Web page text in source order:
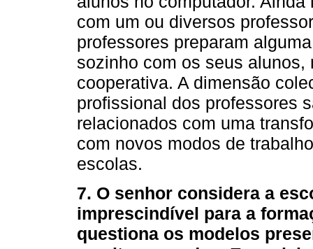
com um ou diversos
professores preparam
sozinho com os seus
cooperativa. A dimensão
profissional dos professores
relacionados com uma
com novos modos de
escolas.
7. O senhor considera a
imprescindível para a
questiona os modelos